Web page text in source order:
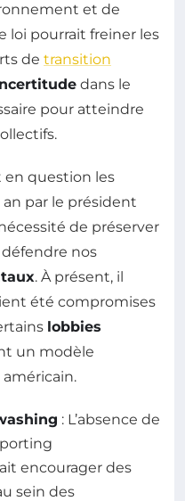
et de
loi pourrait freiner les
de transition
dans le
pour atteindre
question les
par le président
de préserver
nos
. À présent, il
été compromises
lobbies
un modèle
: L’absence de
encourager des
sein des